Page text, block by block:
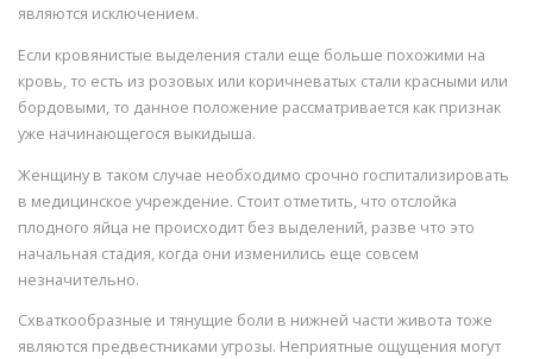
являются исключением.
Если кровянистые выделения стали еще больше похожими на
кровь, то есть из розовых или коричневатых стали красными или
бордовыми, то данное положение рассматривается как признак
уже начинающегося выкидыша.
Женщину в таком случае необходимо срочно госпитализировать
в медицинское учреждение. Стоит отметить, что отслойка
плодного яйца не происходит без выделений, разве что это
начальная стадия, когда они изменились еще совсем
незначительно.
Схваткообразные и тянущие боли в нижней части живота тоже
являются предвестниками угрозы. Неприятные ощущения могут